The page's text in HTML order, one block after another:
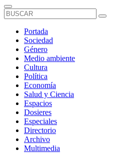
Portada
Sociedad
Género
Medio ambiente
Cultura
Política
Economía
Salud y Ciencia
Espacios
Dosieres
Especiales
Directorio
Archivo
Multimedia